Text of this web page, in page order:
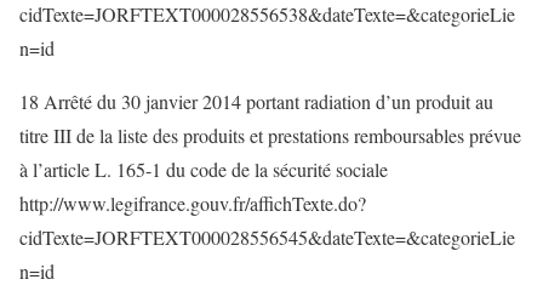
cidTexte=JORFTEXT000028556538&dateTexte=&categorieLie
n=id
18 Arrêté du 30 janvier 2014 portant radiation d’un produit au
titre III de la liste des produits et prestations remboursables prévue
à l’article L. 165-1 du code de la sécurité sociale
http://www.legifrance.gouv.fr/affichTexte.do?
cidTexte=JORFTEXT000028556545&dateTexte=&categorieLie
n=id